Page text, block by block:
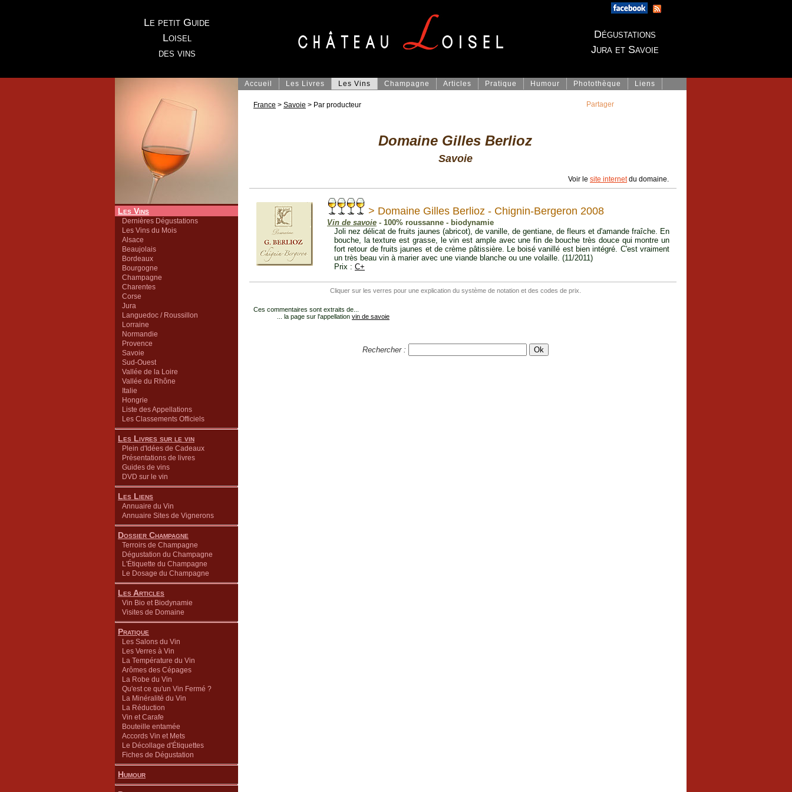
Le petit Guide
Loisel
des vins
Dégustations
Jura et Savoie
Les Vins
Dernières Dégustations
Les Vins du Mois
Alsace
Beaujolais
Bordeaux
Bourgogne
Champagne
Charentes
Corse
Jura
Languedoc / Roussillon
Lorraine
Normandie
Provence
Savoie
Sud-Ouest
Vallée de la Loire
Vallée du Rhône
Italie
Hongrie
Liste des Appellations
Les Classements Officiels
Les Livres sur le vin
Plein d'Idées de Cadeaux
Présentations de livres
Guides de vins
DVD sur le vin
Les Liens
Annuaire du Vin
Annuaire Sites de Vignerons
Dossier Champagne
Terroirs de Champagne
Dégustation du Champagne
L'Étiquette du Champagne
Le Dosage du Champagne
Les Articles
Vin Bio et Biodynamie
Visites de Domaine
Pratique
Les Salons du Vin
Les Verres à Vin
La Température du Vin
Arômes des Cépages
La Robe du Vin
Qu'est ce qu'un Vin Fermé ?
La Minéralité du Vin
La Réduction
Vin et Carafe
Bouteille entamée
Accords Vin et Mets
Le Décollage d'Étiquettes
Fiches de Dégustation
Humour
Accueil Les Livres Les Vins Champagne Articles Pratique Humour Photothèque Liens
France > Savoie > Par producteur
Domaine Gilles Berlioz
Savoie
Voir le site internetdu domaine.
> Domaine Gilles Berlioz - Chignin-Bergeron 2008
Vin de savoie - 100% roussanne - biodynamie
Joli nez délicat de fruits jaunes (abricot), de vanille, de gentiane, de fleurs et d'amande fraîche. En
bouche, la texture est grasse, le vin est ample avec une fin de bouche très douce qui montre un
fort retour de fruits jaunes et de crème pâtissière. Le boisé vanillé est bien intégré. C'est vraiment
un très beau vin à marier avec une viande blanche ou une volaille. (11/2011)
Prix : C+
Cliquer sur les verres pour une explication du système de notation et des codes de prix.
Ces commentaires sont extraits de...
... la page sur l'appellation vin de savoie
Rechercher :
Partager